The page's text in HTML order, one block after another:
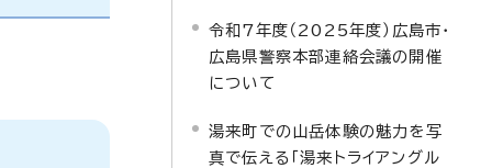
令和7年度（2025年度）広島市・
広島県警察本部連絡会議の開催
について
湯来町での山岳体験の魅力を写
真で伝える「湯来トライアングル